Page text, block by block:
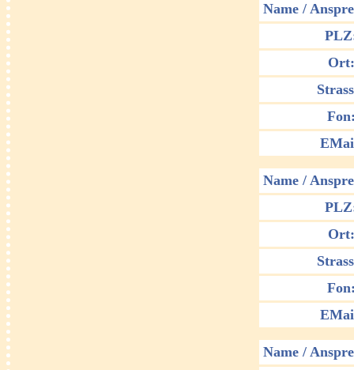
Name /
Ort:
Name /
Ort:
Name /